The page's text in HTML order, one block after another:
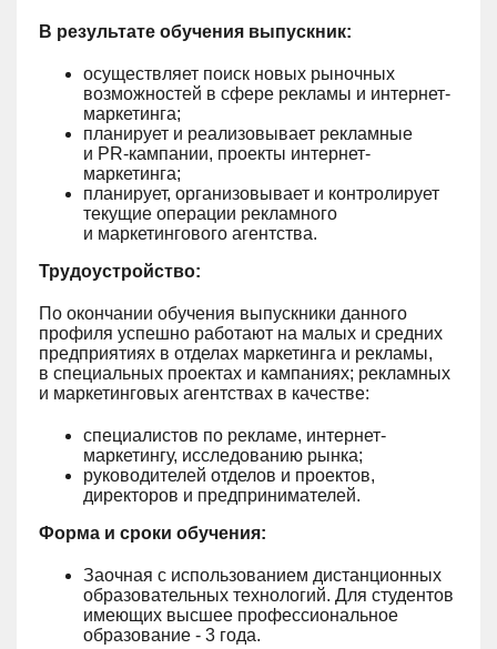
В результате обучения выпускник:
осуществляет поиск новых рыночных
возможностей в сфере рекламы и интернет-
маркетинга;
планирует и реализовывает рекламные
и PR-кампании, проекты интернет-
маркетинга;
планирует, организовывает и контролирует
текущие операции рекламного
и маркетингового агентства.
Трудоустройство:
По окончании обучения выпускники данного
профиля успешно работают на малых и средних
предприятиях в отделах маркетинга и рекламы,
в специальных проектах и кампаниях; рекламных
и маркетинговых агентствах в качестве:
специалистов по рекламе, интернет-
маркетингу, исследованию рынка;
руководителей отделов и проектов,
директоров и предпринимателей.
Форма и сроки обучения:
Заочная с использованием дистанционных
образовательных технологий. Для студентов
имеющих высшее профессиональное
образование - 3 года.